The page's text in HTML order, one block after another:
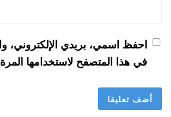
احفظ اسمي، بريدي الإلكتروني،
في هذا المتصفح لاستخدامها